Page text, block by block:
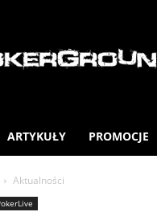
ARTYKUŁY PROMOCJE
Aktualności